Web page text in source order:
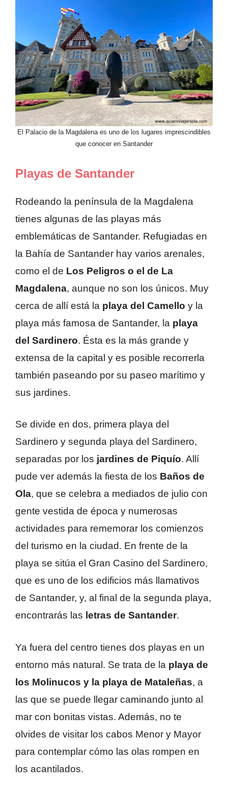
El Palacio de la Magdalena es uno de los lugares imprescindibles
que conocer en Santander
Playas de Santander
Rodeando la península de la Magdalena
tienes algunas de las playas más
emblemáticas de Santander. Refugiadas en
la Bahía de Santander hay varios arenales,
como el de Los Peligros o el de La
Magdalena, aunque no son los únicos. Muy
cerca de allí está la playa del Camello y la
playa más famosa de Santander, la playa
del Sardinero. Ésta es la más grande y
extensa de la capital y es posible recorrerla
también paseando por su paseo marítimo y
sus jardines.
Se divide en dos, primera playa del
Sardinero y segunda playa del Sardinero,
separadas por los jardines de Piquío. Allí
pude ver además la fiesta de los Baños de
Ola, que se celebra a mediados de julio con
gente vestida de época y numerosas
actividades para rememorar los comienzos
del turismo en la ciudad. En frente de la
playa se sitúa el Gran Casino del Sardinero,
que es uno de los edificios más llamativos
de Santander, y, al final de la segunda playa,
encontrarás las letras de Santander.
Ya fuera del centro tienes dos playas en un
entorno más natural. Se trata de la playa de
los Molinucos y la playa de Mataleñas, a
las que se puede llegar caminando junto al
mar con bonitas vistas. Además, no te
olvides de visitar los cabos Menor y Mayor
para contemplar cómo las olas rompen en
los acantilados.